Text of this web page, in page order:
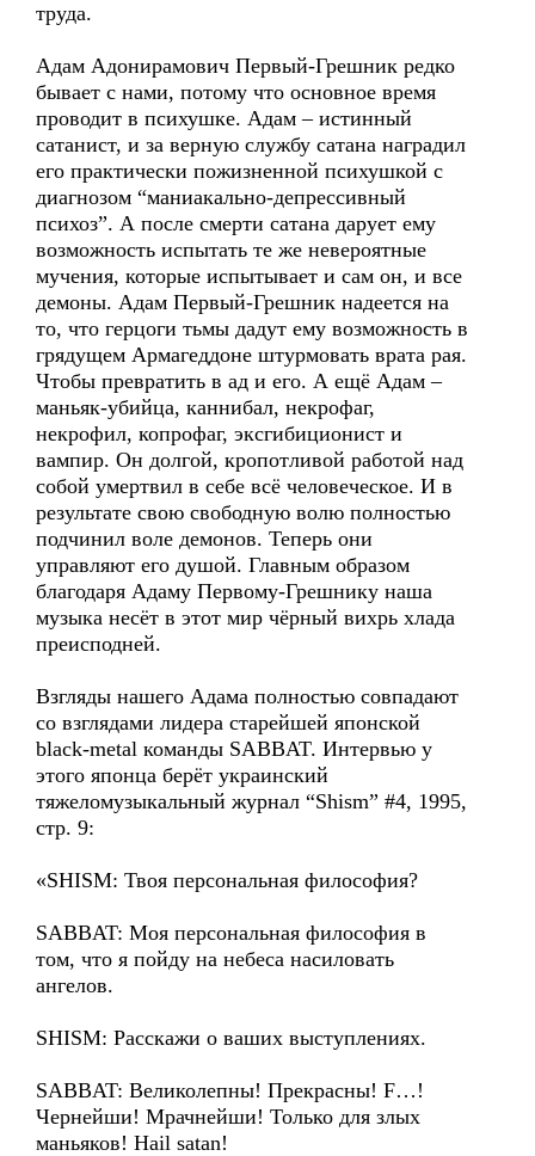
труда.
Адам Адонирамович Первый-Грешник редко
бывает с нами, потому что основное время
проводит в психушке. Адам – истинный
сатанист, и за верную службу сатана наградил
его практически пожизненной психушкой с
диагнозом “маниакально-депрессивный
психоз”. А после смерти сатана дарует ему
возможность испытать те же невероятные
мучения, которые испытывает и сам он, и все
демоны. Адам Первый-Грешник надеется на
то, что герцоги тьмы дадут ему возможность в
грядущем Армагеддоне штурмовать врата рая.
Чтобы превратить в ад и его. А ещё Адам –
маньяк-убийца, каннибал, некрофаг,
некрофил, копрофаг, эксгибиционист и
вампир. Он долгой, кропотливой работой над
собой умертвил в себе всё человеческое. И в
результате свою свободную волю полностью
подчинил воле демонов. Теперь они
управляют его душой. Главным образом
благодаря Адаму Первому-Грешнику наша
музыка несёт в этот мир чёрный вихрь хлада
преисподней.
Взгляды нашего Адама полностью совпадают
со взглядами лидера старейшей японской
black-metal команды SABBAT. Интервью у
этого японца берёт украинский
тяжеломузыкальный журнал “Shism” #4, 1995,
стр. 9:
«SHISM: Твоя персональная философия?
SABBAT: Моя персональная философия в
том, что я пойду на небеса насиловать
ангелов.
SHISM: Расскажи о ваших выступлениях.
SABBAT: Великолепны! Прекрасны! F…!
Чернейши! Мрачнейши! Только для злых
маньяков! Hail satan!